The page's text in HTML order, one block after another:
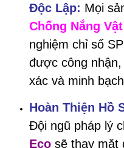
Độc Lập: Mọi
Chống Nắng
nghiệm chỉ số
được công
xác và minh
Hoàn Thiện Hồ
Đội ngũ pháp lý
Eco sẽ thay mặt